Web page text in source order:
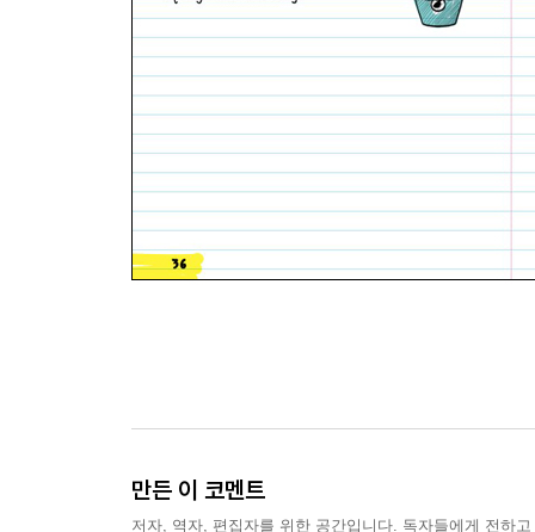
만든 이 코멘트
저자, 역자, 편집자를 위한 공간입니다. 독자들에게 전하